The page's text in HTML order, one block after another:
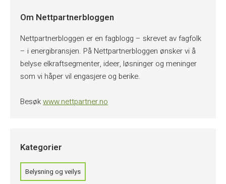
Om Nettpartnerbloggen
Nettpartnerbloggen er en fagblogg – skrevet av fagfolk
– i energibransjen. På Nettpartnerbloggen ønsker vi å
belyse elkraftsegmenter, ideer, løsninger og meninger
som vi håper vil engasjere og berike.
Besøkwww.nettpartner.no
Kategorier
Belysning og veilys